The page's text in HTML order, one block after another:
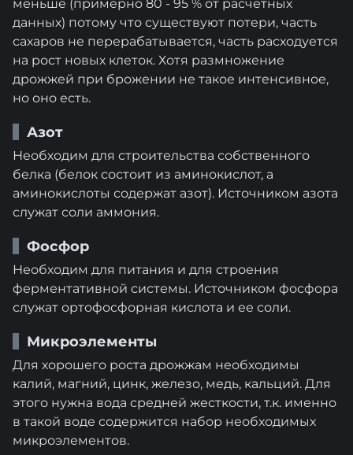
меньше (примерно 80 - 95 % от расчетных
данных) потому что существуют потери, часть
сахаров не перерабатывается, часть расходуется
на рост новых клеток. Хотя размножение
дрожжей при брожении не такое интенсивное,
но оно есть.
Азот
Необходим для строительства собственного
белка (белок состоит из аминокислот, а
аминокислоты содержат азот). Источником азота
служат соли аммония.
Фосфор
Необходим для питания и для строения
ферментативной системы. Источником фосфора
служат ортофосфорная кислота и ее соли.
Микроэлементы
Для хорошего роста дрожжам необходимы
калий, магний, цинк, железо, медь, кальций. Для
этого нужна вода средней жесткости, т.к. именно
в такой воде содержится набор необходимых
микроэлементов.